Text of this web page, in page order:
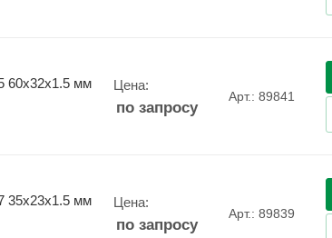
60х32х1.5 мм
Цена:
по запросу
Арт.: 89841
35х23х1.5 мм
Цена:
по запросу
Арт.: 89839